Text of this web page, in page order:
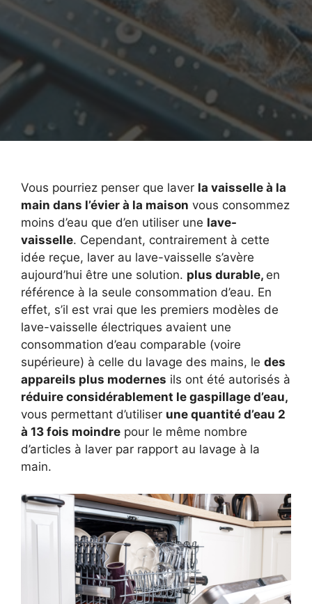
Vous pourriez penser que laver la vaisselle à la
main dans l’évier à la maison vous consommez
moins d’eau que d’en utiliser une lave-
vaisselle. Cependant, contrairement à cette
idée reçue, laver au lave-vaisselle s’avère
aujourd’hui être une solution. plus durable, en
référence à la seule consommation d’eau. En
effet, s’il est vrai que les premiers modèles de
lave-vaisselle électriques avaient une
consommation d’eau comparable (voire
supérieure) à celle du lavage des mains, le des
appareils plus modernes ils ont été autorisés à
réduire considérablement le gaspillage d’eau,
vous permettant d’utiliser une quantité d’eau 2
à 13 fois moindre pour le même nombre
d’articles à laver par rapport au lavage à la
main.